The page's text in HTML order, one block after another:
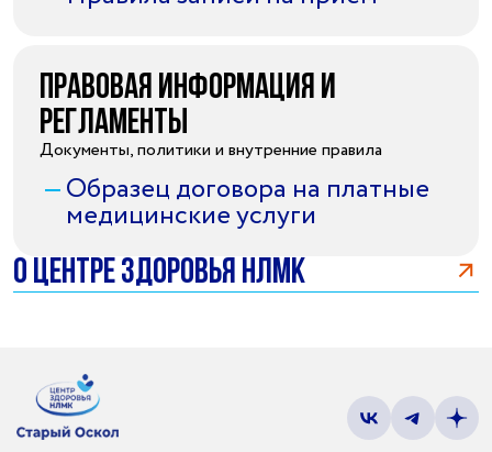
Правовая информация и
регламенты
Документы, политики и внутренние правила
Образец договора на платные
медицинские услуги
О центре здоровья НЛМК